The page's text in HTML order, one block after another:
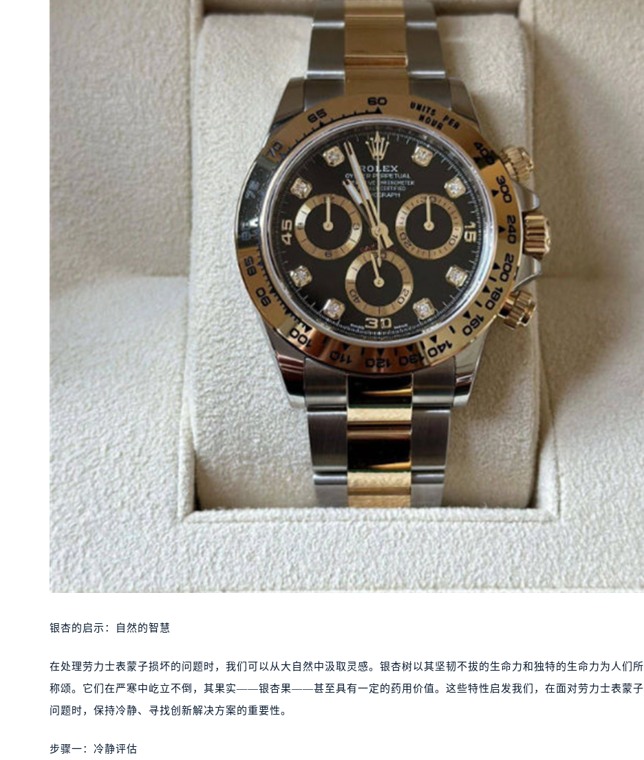
银杏的启示：自然的智慧
在处理劳力士表蒙子损坏的问题时，我们可以从大自然中汲取灵感。银杏树以其坚韧不拔的生命力和独特的生命力为人们所
称颂。它们在严寒中屹立不倒，其果实——银杏果——甚至具有一定的药用价值。这些特性启发我们，在面对劳力士表蒙子
问题时，保持冷静、寻找创新解决方案的重要性。
步骤一：冷静评估